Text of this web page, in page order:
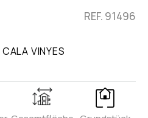
REF. 91496
VINYES